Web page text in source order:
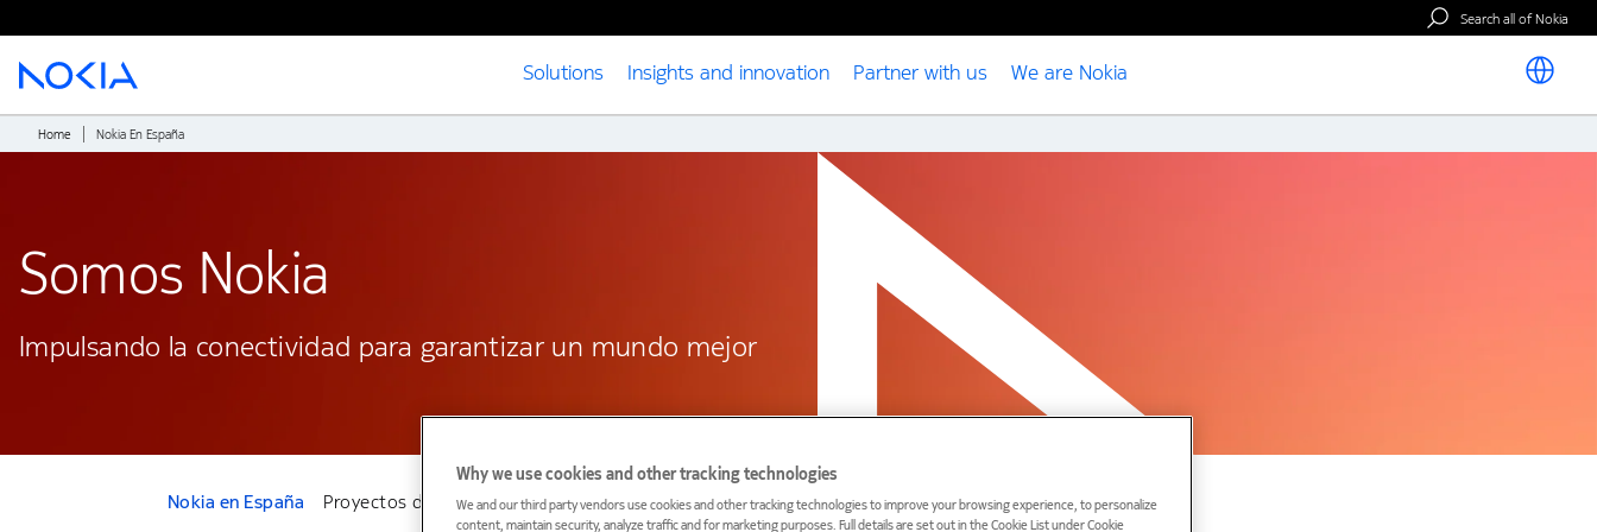
Search all of Nokia
Solutions Insights and innovation Partner with us We are Nokia
Main content
Home Nokia En España
Somos Nokia
Impulsando la conectividad para garantizar un mundo mejor
Nokia en España Proyectos de innovación
Why we use cookies and other tracking technologies
We and our third party vendors use cookies and other tracking technologies to improve your browsing experience, to personalize
content, maintain security, analyze traffic and for marketing purposes. Full details are set out in the Cookie List under Cookie